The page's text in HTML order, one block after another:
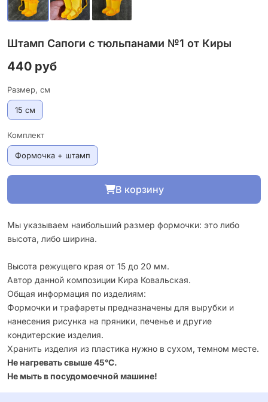
Штамп Сапоги с тюльпанами №1 от Киры
440 руб
Размер, см
15 см
Комплект
Формочка + штамп
В корзину
Мы указываем наибольший размер формочки: это либо
высота, либо ширина.
Высота режущего края от 15 до 20 мм.
Автор данной композиции Кира Ковальская.
Общая информация по изделиям:
Формочки и трафареты предназначены для вырубки и
нанесения рисунка на пряники, печенье и другие
кондитерские изделия.
Хранить изделия из пластика нужно в сухом, темном месте.
Не нагревать свыше 45°С.
Не мыть в посудомоечной машине!